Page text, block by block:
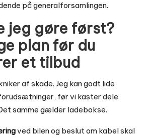
på generalforsamlingen.
jeg gøre først?
plan før du
et tilbud
af skade. Jeg kan godt lide
før vi kaster dele
samme gælder ladebokse.
ved bilen og beslut om kabel skal